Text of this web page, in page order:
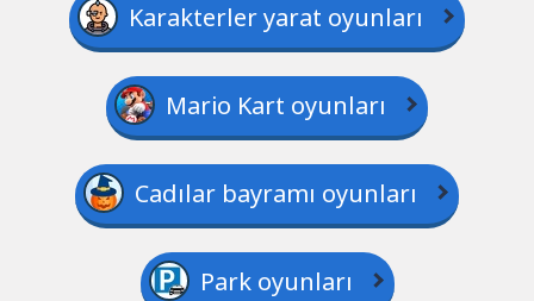
Karakterler yarat oyunları
Mario Kart oyunları
Cadılar bayramı oyunları
Park oyunları